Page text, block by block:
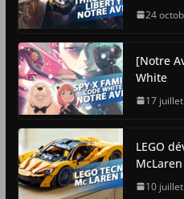
24
[Notre
White
17
LEGO
McLaren
10